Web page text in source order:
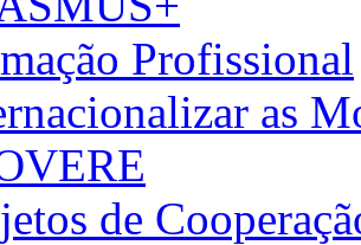
Profissional
as
de